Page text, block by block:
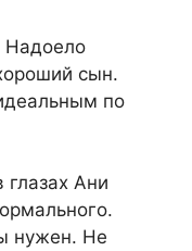
Надоело
сын.
по
глазах Ани
нужен. Не